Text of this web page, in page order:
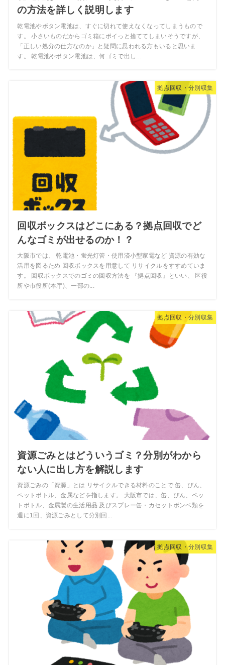
の方法を詳しく説明します
乾電池やボタン電池は、すぐに切れて使えなくなってしまうもので
す。 小さいものだからゴミ箱にポイっと捨ててしまいそうですが、
「正しい処分の仕方なのか」と疑問に思われる方もいると思いま
す。 乾電池やボタン電池は、何ゴミで出し...
拠点回収・分別収集
回収ボックスはどこにある？拠点回収でど
んなゴミが出せるのか！？
大阪市では、 乾電池・蛍光灯管・使用済小型家電など 資源の有効な
活用を図るため 回収ボックスを用意して リサイクルをすすめていま
す。 回収ボックスでのゴミの回収方法を 『拠点回収』といい、 区役
所や市役所(本庁)、一部の...
拠点回収・分別収集
資源ごみとはどういうゴミ？分別がわから
ない人に出し方を解説します
資源ごみの「資源」とは リサイクルできる材料のことで 缶、びん、
ペットボトル、金属などを指します。 大阪市では、缶、びん、ペッ
トボトル、金属製の生活用品 及びスプレー缶・カセットボンベ類を
週に1回、資源ごみとして分別回...
拠点回収・分別収集